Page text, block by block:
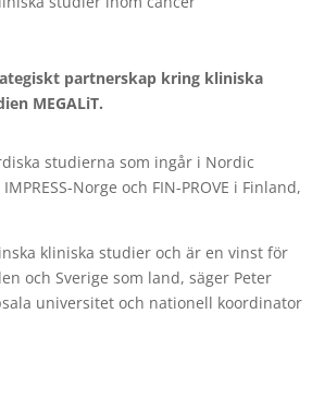
partnerskap kring kliniska
MEGALiT.
studierna som ingår i Nordic
Norge och FIN-PROVE i Finland,
kliniska studier och är en vinst för
och Sverige som land, säger Peter
universitet och nationell koordinator